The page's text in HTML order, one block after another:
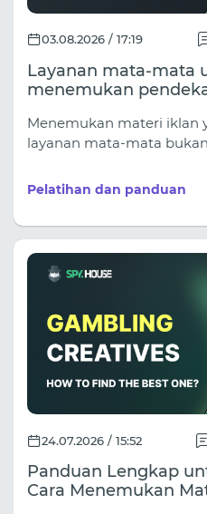
03.08.2026 / 17:19
Layanan mata-mata
menemukan
Menemukan materi iklan
layanan mata-mata
kolom pencarian. Dalam
terbagi menjadi puluhan
Berat Badan, Sendi,
Dewasa), dan
tergantung pada sumber
Pelatihan dan panduan
24.07.2026 / 15:52
Panduan Lengkap
Cara Menemukan